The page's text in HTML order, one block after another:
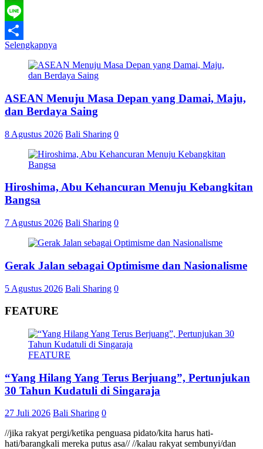
WhatsApp
Line
Share
Selengkapnya
ASEAN Menuju Masa Depan yang Damai, Maju,
dan Berdaya Saing
8 Agustus 2026 Bali Sharing 0
Hiroshima, Abu Kehancuran Menuju Kebangkitan
Bangsa
7 Agustus 2026 Bali Sharing 0
Gerak Jalan sebagai Optimisme dan Nasionalisme
5 Agustus 2026 Bali Sharing 0
FEATURE
FEATURE
“Yang Hilang Yang Terus Berjuang”, Pertunjukan
30 Tahun Kudatuli di Singaraja
27 Juli 2026 Bali Sharing 0
//jika rakyat pergi/ketika penguasa pidato/kita harus hati-
hati/barangkali mereka putus asa// //kalau rakyat sembunyi/dan